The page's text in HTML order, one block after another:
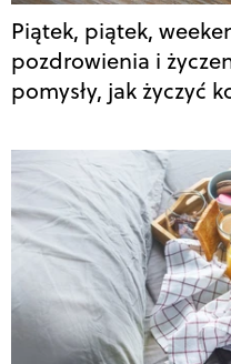
Piątek, piątek,
pozdrowienia i
pomysły, jak życzyć